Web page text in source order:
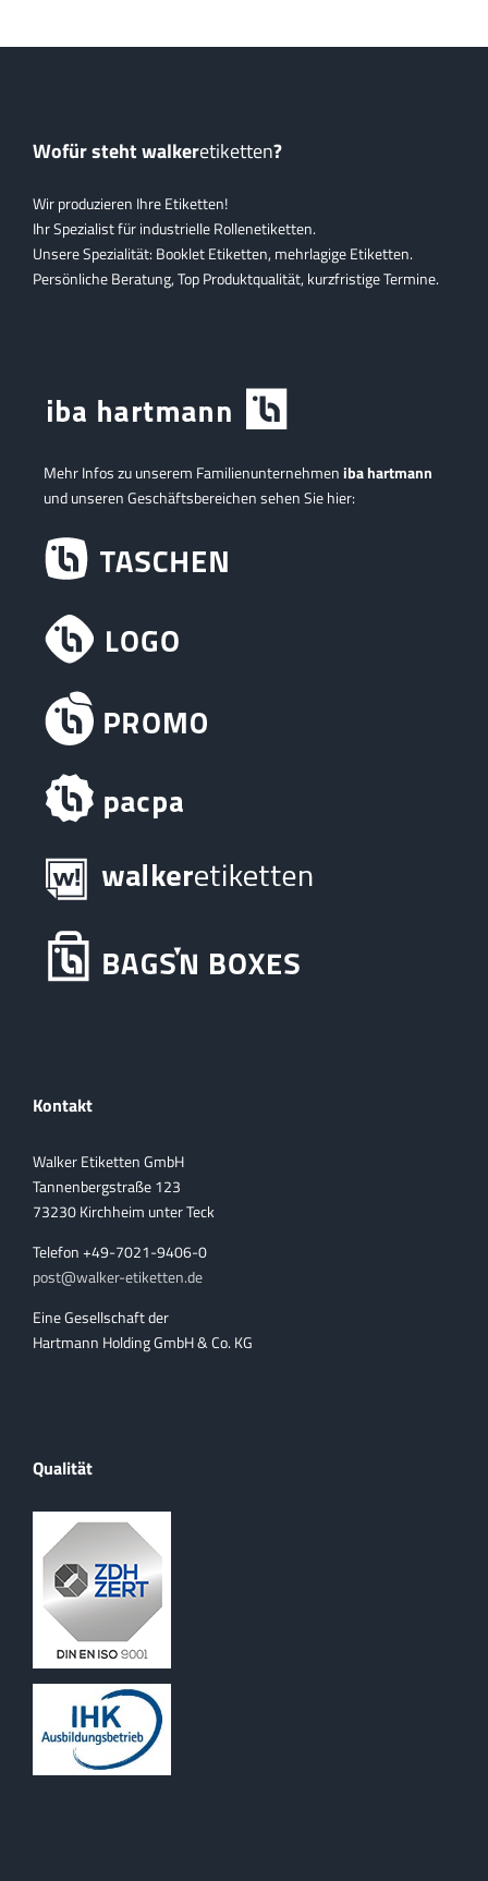
Wofür steht walkeretiketten?
Wir produzieren Ihre Etiketten!
Ihr Spezialist für industrielle Rollenetiketten.
Unsere Spezialität: Booklet Etiketten, mehrlagige Etiketten.
Persönliche Beratung, Top Produktqualität, kurzfristige Termine.
Mehr Infos zu unserem Familienunternehmeniba hartmann
und unseren Geschäftsbereichen sehen Sie hier:
Kontakt
Walker Etiketten GmbH
Tannenbergstraße 123
73230 Kirchheim unter Teck
Telefon +49-7021-9406-0
post@walker-etiketten.de
Eine Gesellschaft der
Hartmann Holding GmbH & Co. KG
Qualität